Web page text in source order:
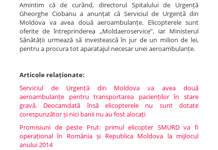
Amintim că de curând, directorul Spitalului de Urgență
Gheorghe Ciobanu a anunțat că Serviciul de Urgență din
Moldova va avea două aeroambulanțe. Elicopterele sunt
oferite de întreprinderea „Moldaeroservice”, iar Ministerul
Sănătății urmează să investească în jur de un milion de lei,
pentru a procura tot aparatajul necesar unei aeroambulanțe.
Articole relaționate:
Serviciul de Urgență din Moldova va avea două
aeroambulanțe pentru transportarea pacienților în stare
gravă. Deocamdată însă elicopterele nu sunt dotate
corespunzător și nici banii nu au fost alocați
Promisiuni de peste Prut: primul elicopter SMURD va fi
operațional în România și Republica Moldova la mijlocul
anului 2014